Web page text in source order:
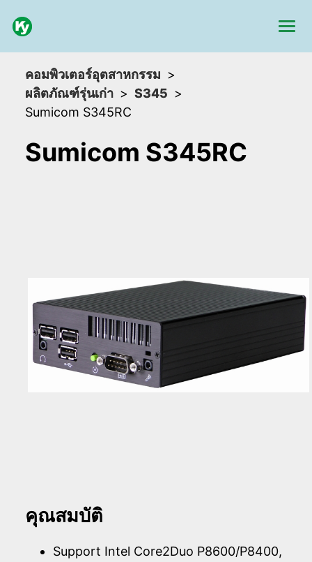
คอมพิวเตอร์อุตสาหกรรม
ผลิตภัณฑ์รุ่นเก่า
S345
Sumicom S345RC
Sumicom S345RC
คุณสมบัติ
Support Intel Core2Duo P8600/P8400,